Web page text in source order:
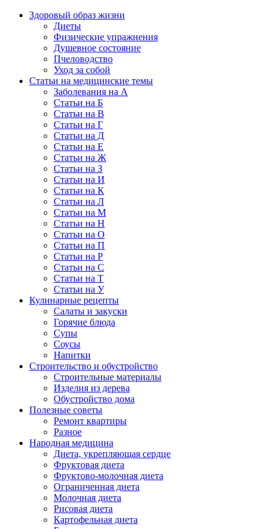
Здоровый образ жизни
Диеты
Физические упражнения
Душевное состояние
Пчеловодство
Уход за собой
Статьи на медицинские темы
Заболевания на А
Статьи на Б
Статьи на В
Статьи на Г
Статьи на Д
Статьи на Е
Статьи на Ж
Статьи на З
Статьи на И
Статьи на К
Статьи на Л
Статьи на М
Статьи на Н
Статьи на О
Статьи на П
Статьи на Р
Статьи на С
Статьи на Т
Статьи на У
Кулинарные рецепты
Салаты и закуски
Горячие блюда
Супы
Соусы
Напитки
Строительство и обустройство
Строительные материалы
Изделия из дерева
Обустройство дома
Полезные советы
Ремонт квартиры
Разное
Народная медицина
Диета, укрепляющая сердце
Фруктовая диета
Фруктово-молочная диета
Ограниченная диета
Молочная диета
Рисовая диета
Картофельная диета